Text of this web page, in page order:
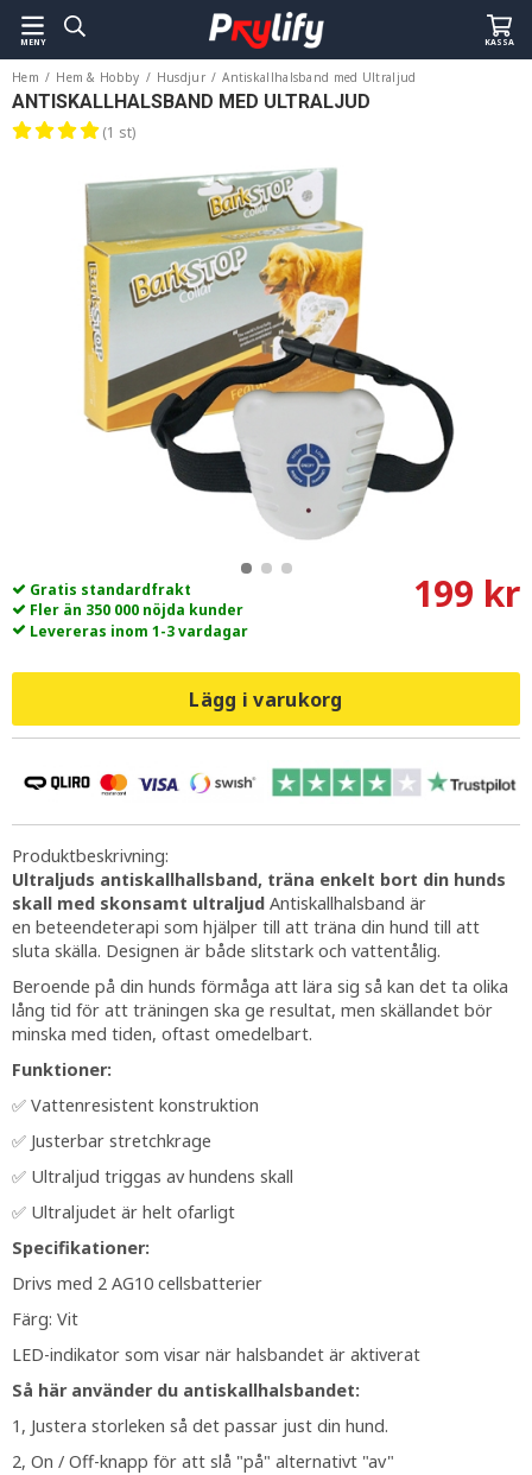
MENY KASSA
Hem / Hem & Hobby / Husdjur / Antiskallhalsband med Ultraljud
ANTISKALLHALSBAND MED ULTRALJUD
(1 st)
Gratis standardfrakt
Fler än 350 000 nöjda kunder
Levereras inom 1-3 vardagar
199 kr
Lägg i varukorg
Produktbeskrivning:
Ultraljuds antiskallhallsband, träna enkelt bort din hunds
skall med skonsamt ultraljud Antiskallhalsband är
en beteendeterapi som hjälper till att träna din hund till att
sluta skälla. Designen är både slitstark och vattentålig.
Beroende på din hunds förmåga att lära sig så kan det ta olika
lång tid för att träningen ska ge resultat, men skällandet bör
minska med tiden, oftast omedelbart.
Funktioner:
✅ Vattenresistent konstruktion
✅ Justerbar stretchkrage
✅ Ultraljud triggas av hundens skall
✅ Ultraljudet är helt ofarligt
Specifikationer:
Drivs med 2 AG10 cellsbatterier
Färg: Vit
LED-indikator som visar när halsbandet är aktiverat
Så här använder du antiskallhalsbandet:
1, Justera storleken så det passar just din hund.
2, On / Off-knapp för att slå "på" alternativt "av"